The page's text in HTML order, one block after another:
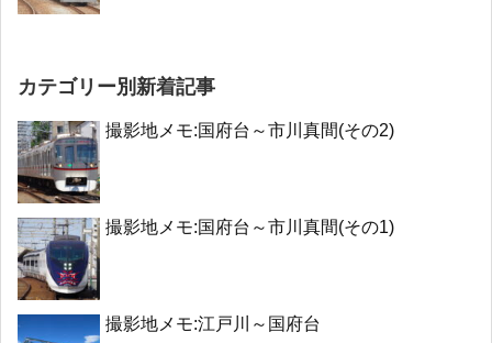
カテゴリー別新着記事
撮影地メモ:国府台～市川真間(その2)
撮影地メモ:国府台～市川真間(その1)
撮影地メモ:江戸川～国府台